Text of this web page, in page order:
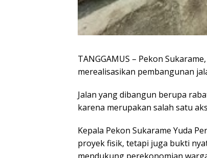
TANGGAMUS – Pekon
merealisasikan pembangunan
Jalan yang dibangun berupa
karena merupakan salah satu
Kepala Pekon Sukarame Yuda
proyek fisik, tetapi juga bukti